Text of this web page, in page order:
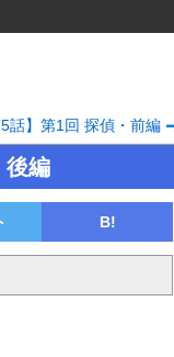
5話】第1回 探偵・前編
後編
B!